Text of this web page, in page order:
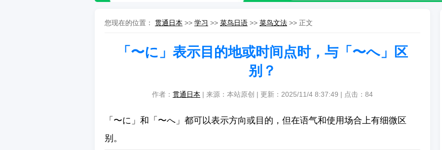
您现在的位置： 贯通日本 >> 学习 >> 菜鸟日语 >> 菜鸟文法 >> 正文
「〜に」表示目的地或时间点时，与「〜へ」区
别？
作者： 贯通日本 | 来源：本站原创 | 更新：2025/11/4 8:37:49 | 点击： 84
「〜に」和「〜へ」都可以表示方向或目的，但在语气和使用场合上有细微区
别。